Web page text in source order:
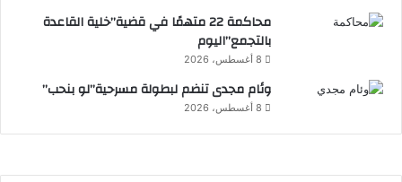
ق
ر
محاكمة 22 متهمًا في قضية”خلية القاعدة
بالتجمع”اليوم
8 أغسطس، 2026
وئام مجدى تنضم لبطولة مسرحية”لو بنحب”
8 أغسطس، 2026